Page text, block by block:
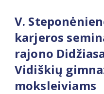
V.
karjeros
rajono
Vidiškių
moksleiviams